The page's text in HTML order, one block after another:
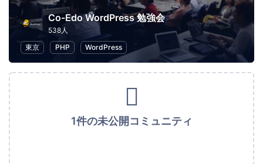
Co-Edo WordPress 勉強会
538人
東京
PHP WordPress
1件の未公開コミュニティ